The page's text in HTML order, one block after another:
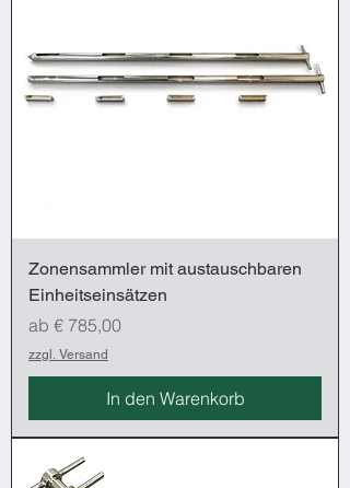
Zonensammler mit austauschbaren
Einheitseinsätzen
ab € 785,00
Sale-Preis
zzgl. Versand
In den Warenkorb